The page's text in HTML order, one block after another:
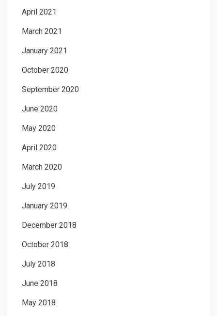
April 2021
March 2021
January 2021
October 2020
September 2020
June 2020
May 2020
April 2020
March 2020
July 2019
January 2019
December 2018
October 2018
July 2018
June 2018
May 2018